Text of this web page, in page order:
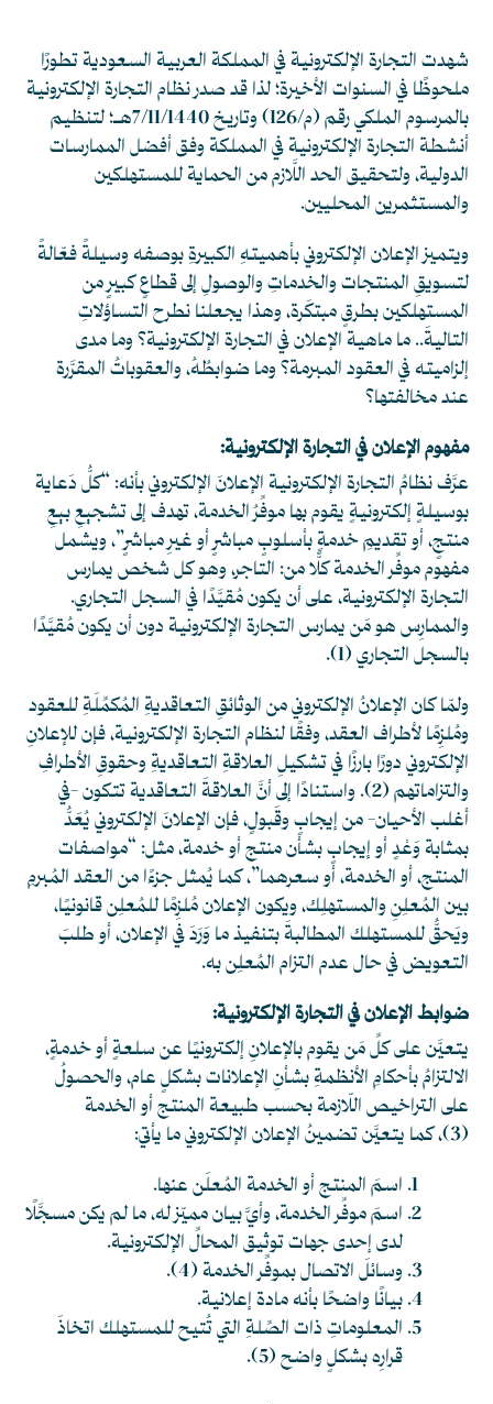
شهدت التجارة الإلكترونية في المملكة العربية السعودية تطورًا
ملحوظًا في السنوات الأخيرة؛ لذا قد صدر نظام التجارة الإلكترونية
بالمرسوم الملكي رقم (م/126) وتاريخ 7/11/1440هـ؛ لتنظيم
أنشطة التجارة الإلكترونية في المملكة وفق أفضل الممارسات
الدولية، ولتحقيق الحد اللَّازم من الحماية للمستهلكين
والمستثمرين المحليين.
ويتميز الإعلان الإلكتروني بأهميتهِ الكبيرةِ بوصفه وسيلةً فعّالةً
لتسويقِ المنتجات والخدماتِ والوصولِ إلى قطاعٍ كبيرٍ من
المستهلكين بطرقٍ مبتكَرة، وهذا يجعلنا نطرح التساؤلاتِ
التاليةَ.. ما ماهية الإعلان في التجارة الإلكترونية؟ وما مدى
إلزاميته في العقود المبرمة؟ وما ضوابطُهُ، والعقوباتُ المقرَّرة
عند مخالفتها؟
مفهوم الإعلان في التجارة الإلكترونية:
عرَّف نظامُ التجارة الإلكترونية الإعلانَ الإلكتروني بأنه: “كلُّ دَعاية
بوسيلةٍ إلكترونيةٍ يقوم بها موفِّرُ الخدمة، تهدف إلى تشجيعِ بيعِ
منتجٍ، أو تقديمِ خدمةٍ بأسلوبٍ مباشرٍ أو غيرِ مباشرٍ”، ويشمل
مفهوم موفِّر الخدمة كلًّا من: التاجر، وهو كل شخص يمارس
التجارة الإلكترونية، على أن يكون مُقيَّدًا في السجل التجاري.
والممارِس هو مَن يمارس التجارة الإلكترونية دون أن يكون مُقيَّدًا
بالسجل التجاري(1)
.
ولمّا كان الإعلانُ الإلكتروني من الوثائقِ التعاقديةِ المُكمِّلَةِ للعقود
ومُلزِمًا لأطراف العقد، وفقًا لنظام التجارة الإلكترونية، فإن للإعلانِ
الإلكتروني دورًا بارزًا في تشكيلِ العلاقةِ التعاقديةِ وحقوقِ الأطرافِ
والتزاماتهم(2) . واستنادًا إلى أنَّ العلاقةَ التعاقدية تتكون -في
أغلب الأحيان- من إيجابٍ وقَبولٍ، فإن الإعلانَ الإلكتروني يُعَدُّ
بمثابة وَعْدٍ أو إيجابٍ بشأن منتج أو خدمة، مثل: “مواصفات
المنتج، أو الخدمة، أو سعرهما”، كما يُمثل جزءًا من العقد المُبرمِ
بين المُعلِنِ والمستهلِك، ويكون الإعلان مُلزِمًا للمُعلِن قانونيًا،
ويَحقُّ للمستهلك المطالبةَ بتنفيذ ما وَرَدَ في الإعلان، أو طلبَ
التعويض في حال عدم التزام المُعلِن به.
ضوابط الإعلان في التجارة الإلكترونية:
يتعيَّن على كلِّ مَن يقوم بالإعلانِ إلكترونيًا عن سلعةٍ أو خدمةٍ،
الالتزامُ بأحكامِ الأنظمةِ بشأنِ الإعلانات بشكلٍ عام، والحصولُ
على التراخيص اللّازمة بحسب طبيعة المنتج أو الخدمة
(3)
، كما يتعيَّن تضمينُ الإعلان الإلكتروني ما يأتي:
اسمَ المنتج أو الخدمة المُعلَن عنها.
اسمَ موفِّر الخدمة، وأيَّ بيان مميّز له، ما لم يكن مسجَّلًا
لدى إحدى جهات توثيق المحالِّ الإلكترونية.
وسائلَ الاتصال بموفِّر الخدمة(4)
.
بيانًا واضحًا بأنه مادة إعلانية.
المعلوماتِ ذات الصِّلةِ التي تُتيح للمستهلك اتخاذَ
قرارِه بشكلٍ واضح(5)
.